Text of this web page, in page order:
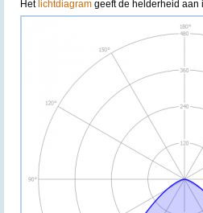
Het lichtdiagram geeft de helderheid aan